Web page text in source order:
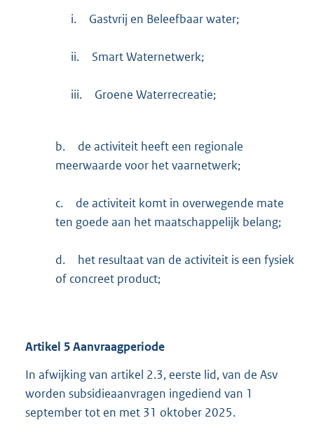
i. Gastvrij en Beleefbaar water;
ii. Smart Waternetwerk;
iii. Groene Waterrecreatie;
b.
de activiteit heeft een regionale
meerwaarde voor het vaarnetwerk;
c.
de activiteit komt in overwegende mate
ten goede aan het maatschappelijk belang;
d.
het resultaat van de activiteit is een fysiek
of concreet product;
Artikel 5Aanvraagperiode
In afwijking van artikel 2.3, eerste lid, van de Asv
worden subsidieaanvragen ingediend van 1
september tot en met 31 oktober 2025.